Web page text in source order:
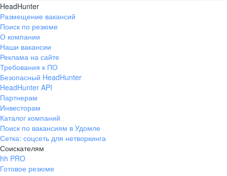
HeadHunter
Размещение вакансий
Поиск по резюме
О компании
Наши вакансии
Реклама на сайте
Требования к ПО
Безопасный HeadHunter
HeadHunter API
Партнерам
Инвесторам
Каталог компаний
Поиск по вакансиям в Удомле
Сетка: соцсеть для нетворкинга
Соискателям
hh PRO
Готовое резюме